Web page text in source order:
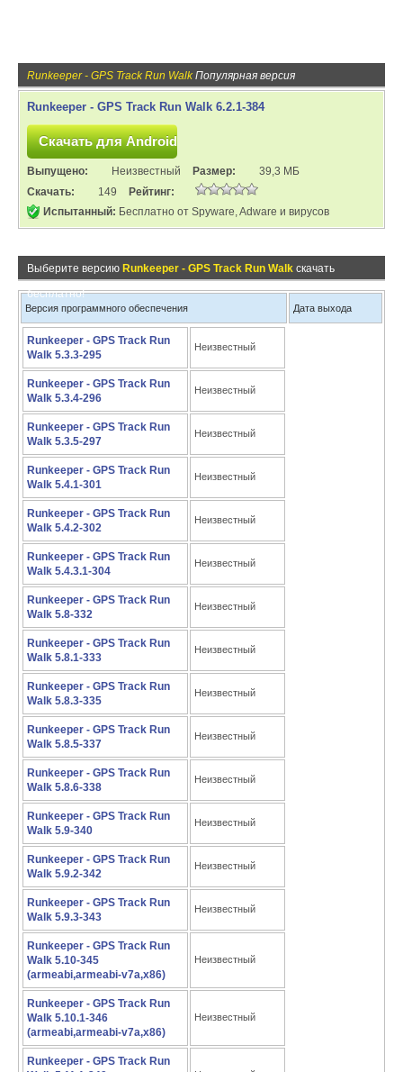
Runkeeper - GPS Track Run Walk Популярная версия
Runkeeper - GPS Track Run Walk 6.2.1-384
Выпущено: Неизвестный Размер:
39,3 МБ
Скачать:
149
Рейтинг:
Испытанный: Бесплатно от Spyware, Adware и вирусов
Выберите версию Runkeeper - GPS Track Run Walk скачать
бесплатно!
Версия программного обеспечения Дата выхода
Runkeeper - GPS Track Run
Walk 5.3.3-295
Неизвестный
Runkeeper - GPS Track Run
Walk 5.3.4-296
Неизвестный
Runkeeper - GPS Track Run
Walk 5.3.5-297
Неизвестный
Runkeeper - GPS Track Run
Walk 5.4.1-301
Неизвестный
Runkeeper - GPS Track Run
Walk 5.4.2-302
Неизвестный
Runkeeper - GPS Track Run
Walk 5.4.3.1-304
Неизвестный
Runkeeper - GPS Track Run
Walk 5.8-332
Неизвестный
Runkeeper - GPS Track Run
Walk 5.8.1-333
Неизвестный
Runkeeper - GPS Track Run
Walk 5.8.3-335
Неизвестный
Runkeeper - GPS Track Run
Walk 5.8.5-337
Неизвестный
Runkeeper - GPS Track Run
Walk 5.8.6-338
Неизвестный
Runkeeper - GPS Track Run
Walk 5.9-340
Неизвестный
Runkeeper - GPS Track Run
Walk 5.9.2-342
Неизвестный
Runkeeper - GPS Track Run
Walk 5.9.3-343
Неизвестный
Runkeeper - GPS Track Run
Walk 5.10-345
(armeabi,armeabi-v7a,x86)
Неизвестный
Runkeeper - GPS Track Run
Walk 5.10.1-346
(armeabi,armeabi-v7a,x86)
Неизвестный
Runkeeper - GPS Track Run